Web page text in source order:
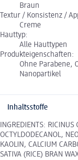
Braun
Textur / Konsistenz /
Creme
Hauttyp:
Alle Hauttypen
Produkteigenschaften:
Ohne Parabene,
Nanopartikel
Inhaltsstoffe
INGREDIENTS: RICINUS
OCTYLDODECANOL,
KAOLIN, CALCIUM
SATIVA (RICE) BRAN